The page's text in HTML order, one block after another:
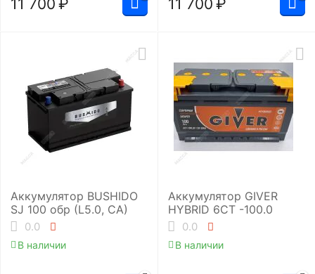
11 700 ₽ 11 700 ₽
Аккумулятор BUSHIDO
SJ 100 обр (L5.0, CA)
0.0
В наличии
Аккумулятор GIVER
HYBRID 6CT -100.0
0.0
В наличии